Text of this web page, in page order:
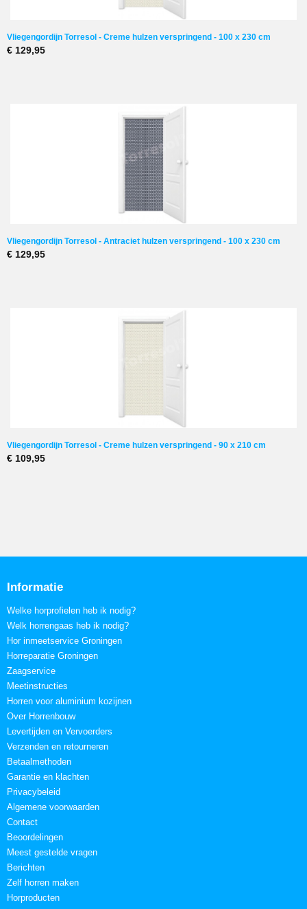
Vliegengordijn Torresol - Creme hulzen verspringend - 100 x 230 cm
€ 129,95
Vliegengordijn Torresol - Antraciet hulzen verspringend - 100 x 230 cm
€ 129,95
Vliegengordijn Torresol - Creme hulzen verspringend - 90 x 210 cm
€ 109,95
Informatie
Welke horprofielen heb ik nodig?
Welk horrengaas heb ik nodig?
Hor inmeetservice Groningen
Horreparatie Groningen
Zaagservice
Meetinstructies
Horren voor aluminium kozijnen
Over Horrenbouw
Levertijden en Vervoerders
Verzenden en retourneren
Betaalmethoden
Garantie en klachten
Privacybeleid
Algemene voorwaarden
Contact
Beoordelingen
Meest gestelde vragen
Berichten
Zelf horren maken
Horproducten